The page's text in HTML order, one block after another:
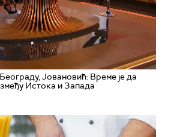
Јовановић: Време је да
Истока и Запада